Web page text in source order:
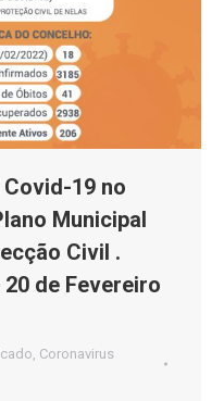
19 no
Municipal
Civil .
de Fevereiro
Coronavirus